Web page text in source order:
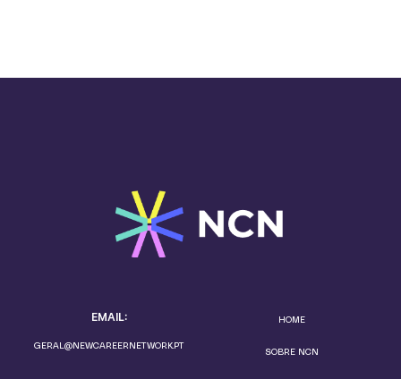
EMAIL:
GERAL@NEWCAREERNETWORK.PT
HOME
SOBRE NCN